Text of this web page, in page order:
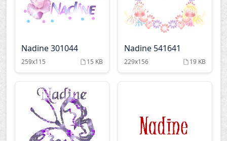
Nadine 301044
259x115 15 KB
Nadine 541641
229x156 19 KB